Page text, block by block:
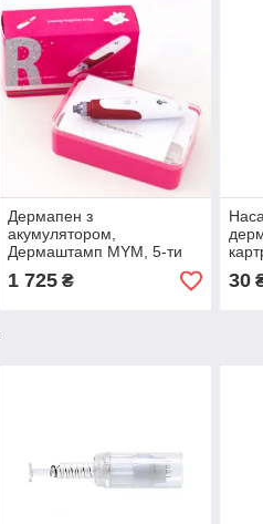
Дермапен з
акумулятором,
Дермаштамп MYM, 5-ти
швидкісний + 3 насадки і
концентрат в подарунок
1 725₴ 30